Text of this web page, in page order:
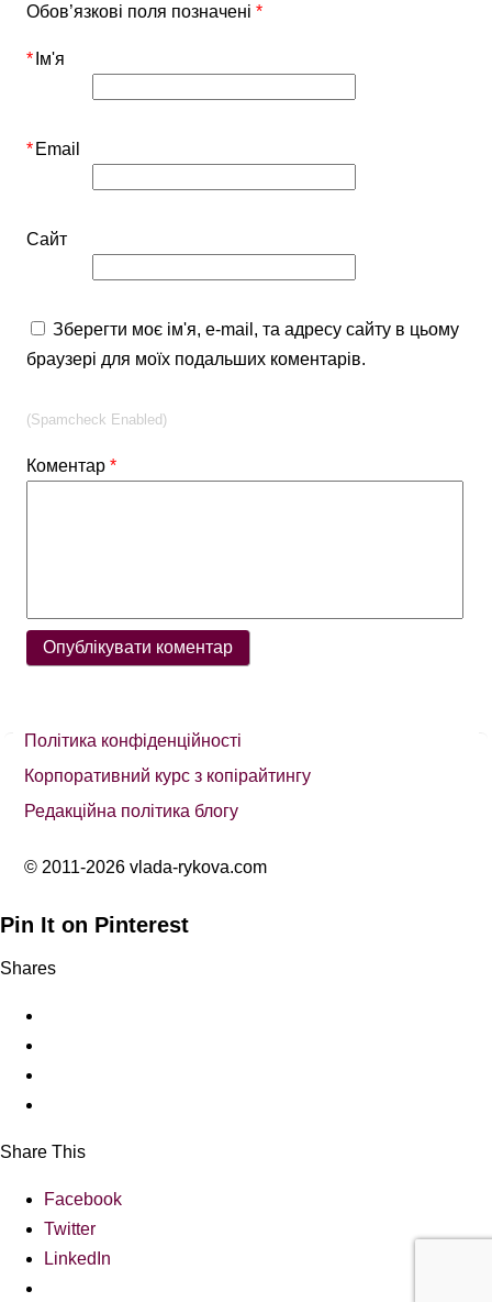
Обов’язкові поля позначені*
Коментар*
Ім'я
*
Email
*
Сайт
Зберегти моє ім'я, e-mail, та адресу сайту в цьому
браузері для моїх подальших коментарів.
(Spamcheck Enabled)
Політика конфіденційності
Корпоративний курс з копірайтингу
Редакційна політика блогу
© 2011-2026 vlada-rykova.com
Pin It on Pinterest
Shares
Share This
Facebook
Twitter
LinkedIn